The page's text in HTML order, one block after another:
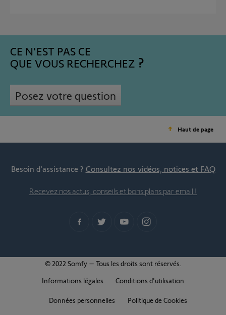
CE N'EST PAS CE
QUE VOUS RECHERCHEZ
Posez votre question
Haut de page
Besoin d’assistance ? Consultez nos vidéos, notices et FAQ
Recevez nos actus, conseils et bons plans par email !
© 2022 Somfy – Tous les droits sont réservés.
Informations légales
Conditions d'utilisation
Données personnelles Politique de Cookies